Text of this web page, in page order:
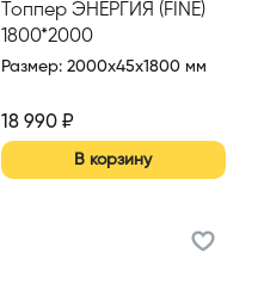
Топпер ЭНЕРГИЯ (FINE)
1800*2000
Размер: 2000x45x1800 мм
18 990₽
В корзину